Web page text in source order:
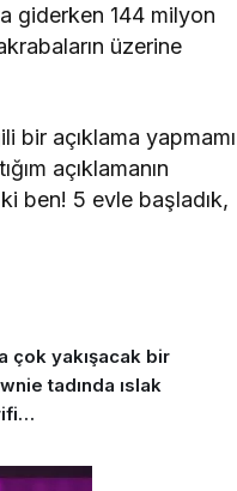
giderken 144 milyon
üzerine
bir açıklama yapmamı
açıklamanın
ben! 5 evle başladık,
çok yakışacak bir
tadında ıslak